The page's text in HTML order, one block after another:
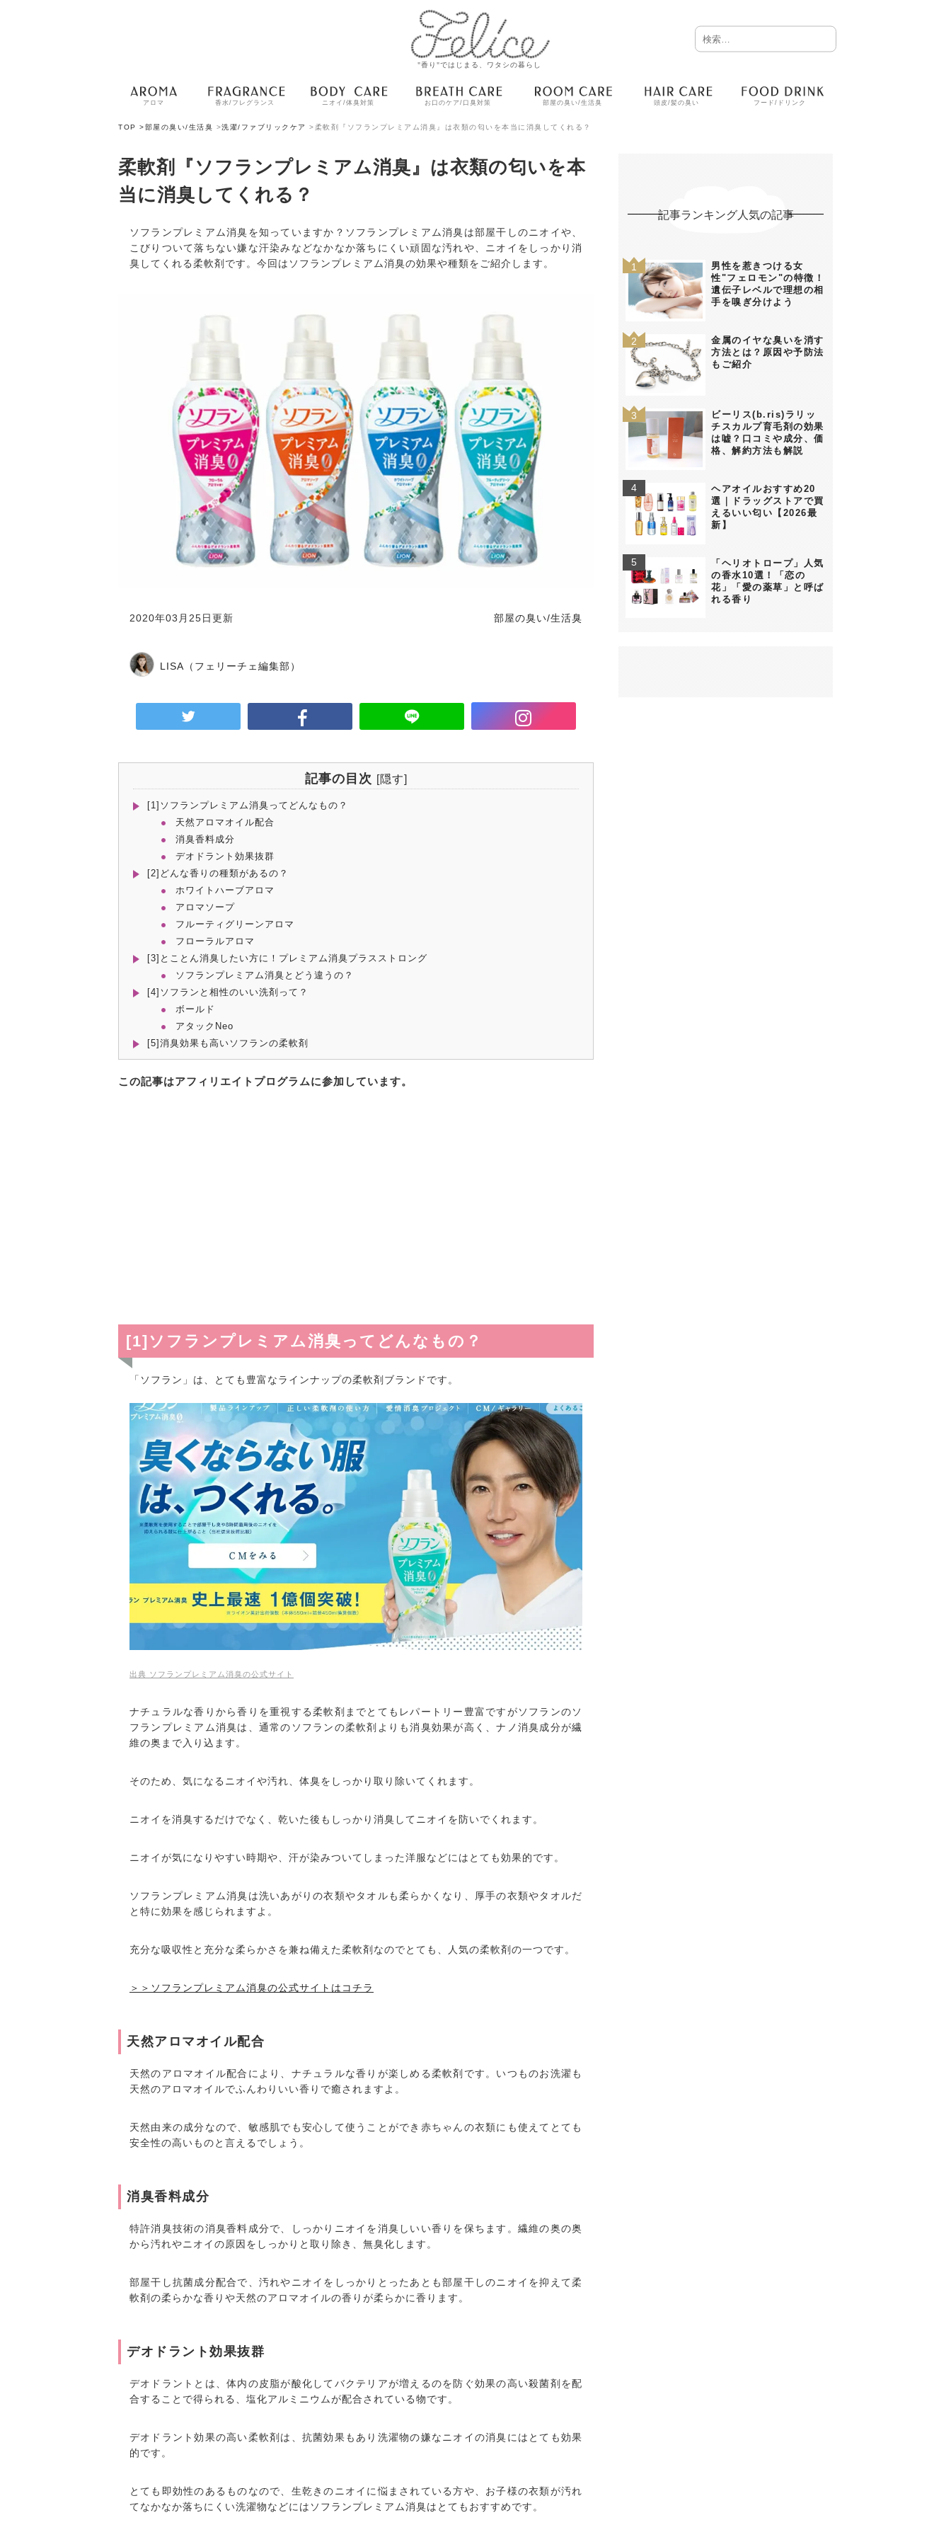
"香り"ではじまる、ワタシの暮らし
アロマ 香水/フレグランス ニオイ/体臭対策 お口のケア/口臭対策 部屋の臭い/生活臭 頭皮/髪の臭い フード/ドリンク
TOP >部屋の臭い/生活臭 >洗濯/ファブリックケア >柔軟剤『ソフランプレミアム消臭』は衣類の匂いを本当に消臭してくれる？
柔軟剤『ソフランプレミアム消臭』は衣類の匂いを本
当に消臭してくれる？
ソフランプレミアム消臭を知っていますか？ソフランプレミアム消臭は部屋干しのニオイや、
こびりついて落ちない嫌な汗染みなどなかなか落ちにくい頑固な汚れや、ニオイをしっかり消
臭してくれる柔軟剤です。今回はソフランプレミアム消臭の効果や種類をご紹介します。
2020年03月25日更新 部屋の臭い/生活臭
LISA （フェリーチェ編集部）
記事の目次 [隠す]
[1]ソフランプレミアム消臭ってどんなもの？
天然アロマオイル配合
消臭香料成分
デオドラント効果抜群
[2]どんな香りの種類があるの？
ホワイトハーブアロマ
アロマソープ
フルーティグリーンアロマ
フローラルアロマ
[3]とことん消臭したい方に！プレミアム消臭プラスストロング
ソフランプレミアム消臭とどう違うの？
[4]ソフランと相性のいい洗剤って？
ボールド
アタックNeo
[5]消臭効果も高いソフランの柔軟剤
この記事はアフィリエイトプログラムに参加しています。
[1]ソフランプレミアム消臭ってどんなもの？
「ソフラン」は、とても豊富なラインナップの柔軟剤ブランドです。
出典 ソフランプレミアム消臭の公式サイト
ナチュラルな香りから香りを重視する柔軟剤までとてもレパートリー豊富ですがソフランのソ
フランプレミアム消臭は、通常のソフランの柔軟剤よりも消臭効果が高く、ナノ消臭成分が繊
維の奥まで入り込ます。
そのため、気になるニオイや汚れ、体臭をしっかり取り除いてくれます。
ニオイを消臭するだけでなく、乾いた後もしっかり消臭してニオイを防いでくれます。
ニオイが気になりやすい時期や、汗が染みついてしまった洋服などにはとても効果的です。
ソフランプレミアム消臭は洗いあがりの衣類やタオルも柔らかくなり、厚手の衣類やタオルだ
と特に効果を感じられますよ。
充分な吸収性と充分な柔らかさを兼ね備えた柔軟剤なのでとても、人気の柔軟剤の一つです。
＞＞ソフランプレミアム消臭の公式サイトはコチラ
天然アロマオイル配合
天然のアロマオイル配合により、ナチュラルな香りが楽しめる柔軟剤です。いつものお洗濯も
天然のアロマオイルでふんわりいい香りで癒されますよ。
天然由来の成分なので、敏感肌でも安心して使うことができ赤ちゃんの衣類にも使えてとても
安全性の高いものと言えるでしょう。
消臭香料成分
特許消臭技術の消臭香料成分で、しっかりニオイを消臭しいい香りを保ちます。繊維の奥の奥
から汚れやニオイの原因をしっかりと取り除き、無臭化します。
部屋干し抗菌成分配合で、汚れやニオイをしっかりとったあとも部屋干しのニオイを抑えて柔
軟剤の柔らかな香りや天然のアロマオイルの香りが柔らかに香ります。
デオドラント効果抜群
デオドラントとは、体内の皮脂が酸化してバクテリアが増えるのを防ぐ効果の高い殺菌剤を配
合することで得られる、塩化アルミニウムが配合されている物です。
デオドラント効果の高い柔軟剤は、抗菌効果もあり洗濯物の嫌なニオイの消臭にはとても効果
的です。
とても即効性のあるものなので、生乾きのニオイに悩まされている方や、お子様の衣類が汚れ
てなかなか落ちにくい洗濯物などにはソフランプレミアム消臭はとてもおすすめです。
記事ランキング人気の記事
男性を惹きつける女
性"フェロモン"の特徴！
遺伝子レベルで理想の相
手を嗅ぎ分けよう
金属のイヤな臭いを消す
方法とは？原因や予防法
もご紹介
ビーリス(b.ris)ラリッ
チスカルプ育毛剤の効果
は嘘？口コミや成分、価
格、解約方法も解説
ヘアオイルおすすめ20
選｜ドラッグストアで買
えるいい匂い【2026最
新】
「ヘリオトロープ」人気
の香水10選！「恋の
花」「愛の薬草」と呼ば
れる香り